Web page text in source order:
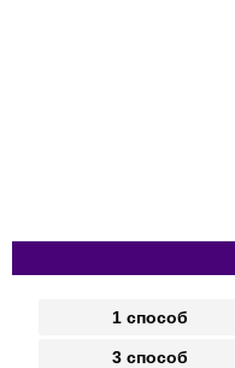
1 способ
3 способ